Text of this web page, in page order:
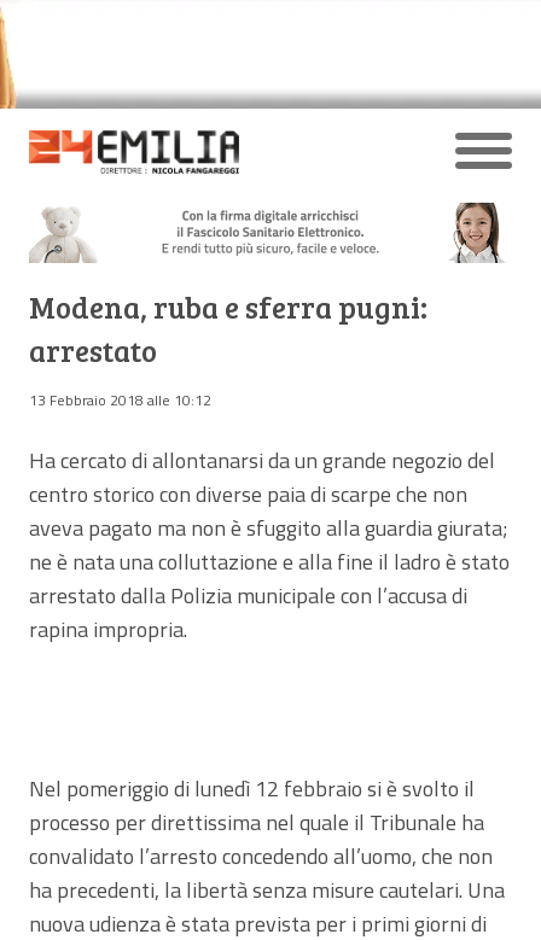
Modena, ruba e sferra pugni:
arrestato
13 Febbraio 2018 alle 10:12
Ha cercato di allontanarsi da un grande negozio del
centro storico con diverse paia di scarpe che non
aveva pagato ma non è sfuggito alla guardia giurata;
ne è nata una colluttazione e alla fine il ladro è stato
arrestato dalla Polizia municipale con l’accusa di
rapina impropria.
Nel pomeriggio di lunedì 12 febbraio si è svolto il
processo per direttissima nel quale il Tribunale ha
convalidato l’arresto concedendo all’uomo, che non
ha precedenti, la libertà senza misure cautelari. Una
nuova udienza è stata prevista per i primi giorni di